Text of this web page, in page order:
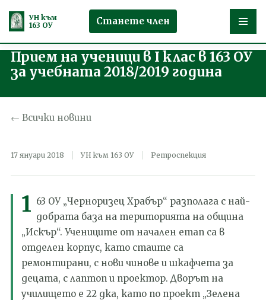
Продължете
към
съдържанието
УН към
163 ОУ
Станете член
Прием на ученици в I клас в 163 ОУ
за учебната 2018/2019 година
← Всички новини
17 януари 2018 УН към 163 ОУ Ретроспекция
1 63 ОУ „Черноризец Храбър“ разполага с най-
добрата база на територията на община
„Искър“. Учениците от начален етап са в
отделен корпус, като стаите са
ремонтирани, с нови чинове и шкафчета за
децата, с лаптоп и проектор. Дворът на
училището е 22 дка, като по проект „Зелена